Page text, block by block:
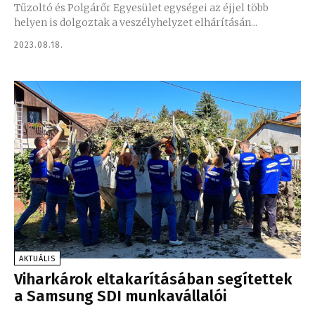
Tűzoltó és Polgárőr Egyesület egységei az éjjel több
helyen is dolgoztak a veszélyhelyzet elhárításán...
2023.08.18.
AKTUÁLIS
Viharkárok eltakarításában segítettek
a Samsung SDI munkavállalói